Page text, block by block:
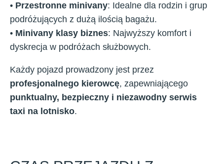
• Przestronne minivany: Idealne dla rodzin i grup
podróżujących z dużą ilością bagażu.
• Minivany klasy biznes: Najwyższy komfort i
dyskrecja w podróżach służbowych.
Każdy pojazd prowadzony jest przez
profesjonalnego kierowcę, zapewniającego
punktualny, bezpieczny i niezawodny serwis
taxi na lotnisko.